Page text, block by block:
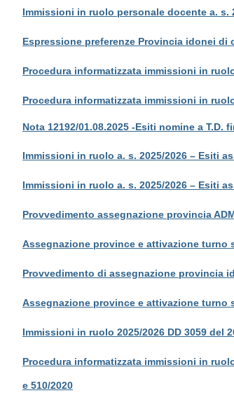
Immissioni in ruolo personale docente a.
Espressione preferenze Provincia idonei di
Procedura informatizzata immissioni in
Procedura informatizzata immissioni in
Nota 12192/01.08.2025 -Esiti nomine a T.D.
Immissioni in ruolo a. s. 2025/2026 – Esiti
Immissioni in ruolo a. s. 2025/2026 – Esiti
Provvedimento assegnazione provincia
Assegnazione province e attivazione turno
Provvedimento di assegnazione provincia
Assegnazione province e attivazione turno
Immissioni in ruolo 2025/2026 DD 3059 del
Procedura informatizzata immissioni in
e 510/2020